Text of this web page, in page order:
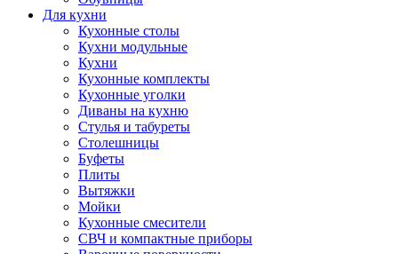
Для кухни
Кухонные столы
Кухни модульные
Кухни
Кухонные комплекты
Кухонные уголки
Диваны на кухню
Стулья и табуреты
Столешницы
Буфеты
Плиты
Вытяжки
Мойки
Кухонные смесители
СВЧ и компактные приборы